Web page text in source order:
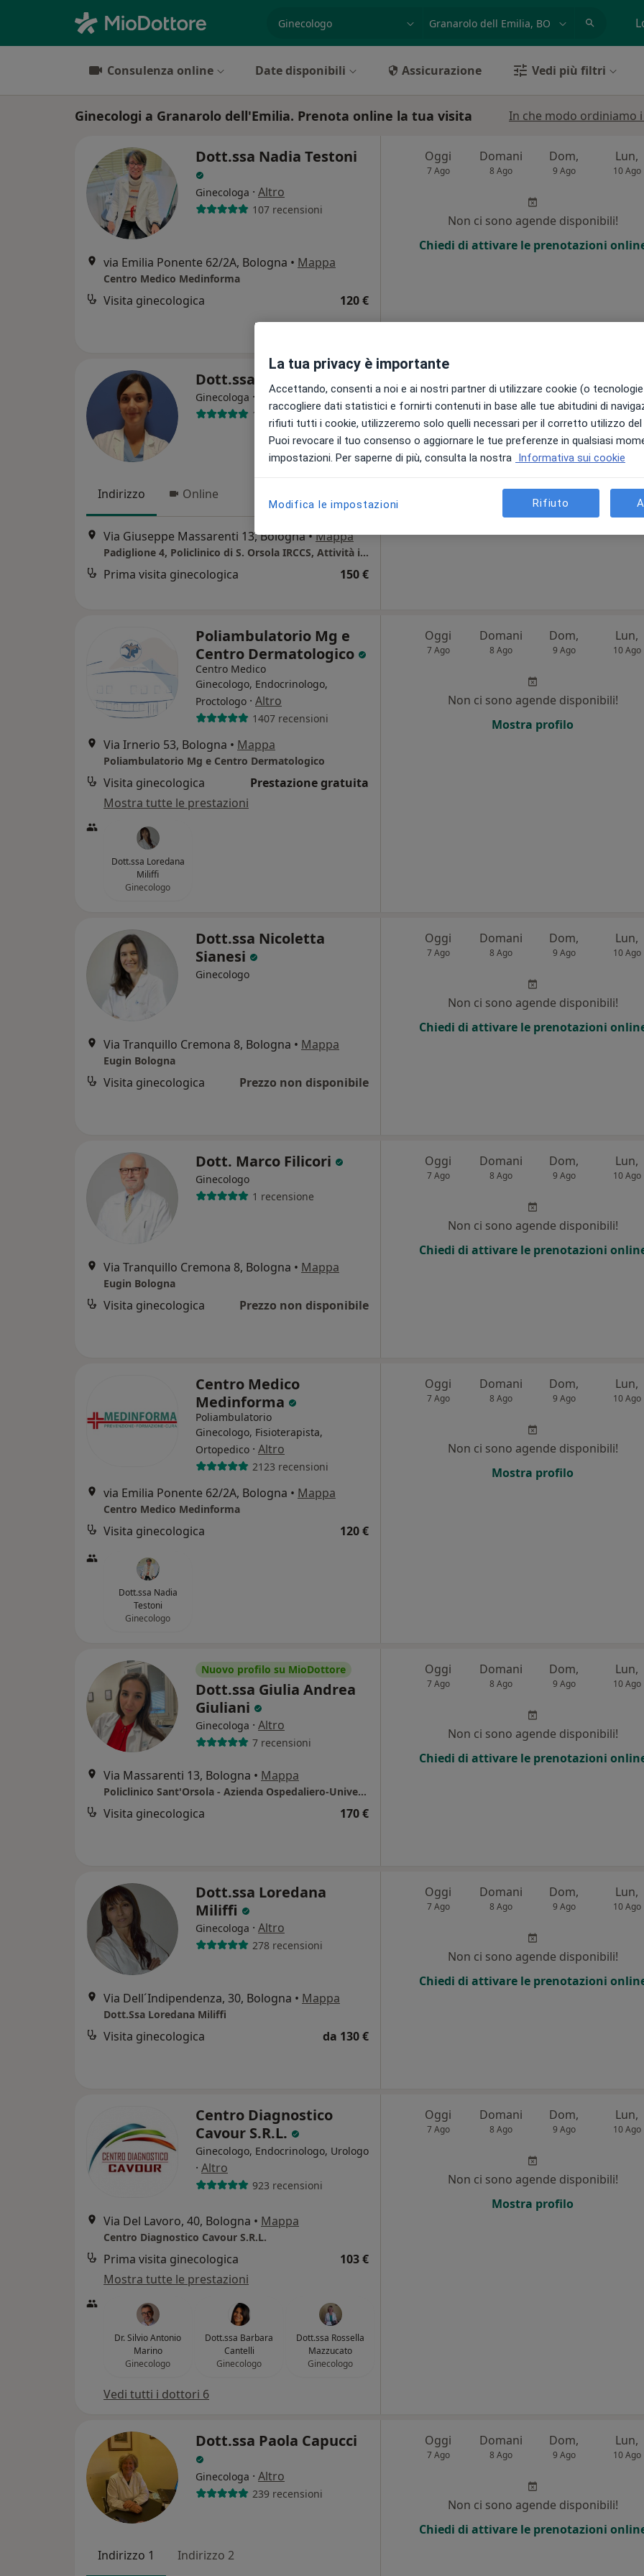
Consulenza online Date disponibili Assicurazione Vedi più filtri
Ginecologi a Granarolo dell'Emilia. Prenota online la tua visita In che modo ordiniamo
Dott.ssa Nadia Testoni
Ginecologa · Altro
107 recensioni
via Emilia Ponente 62/2A, Bologna • Mappa
Centro Medico Medinforma
Visita ginecologica 120 €
Oggi
7 Ago
Domani
8 Ago
Dom,
9 Ago
Lun,
10 Ago
Non ci sono agende disponibili!
Chiedi di attivare le prenotazioni
Dott.ssa Giulia Dondi
Ginecologa · Altro
110 recensioni
Indirizzo Online
Via Giuseppe Massarenti 13, Bologna•Mappa
Padiglione 4, Policlinico di S. Orsola IRCCS, Attività in Libera Professione
Prima visita ginecologica 150 €
7 Ago 8 Ago 9 Ago 10 Ago
Non ci sono agende disponibili!
Chiedi di attivare le prenotazioni online
Poliambulatorio Mg e
Centro Dermatologico
Centro Medico
Ginecologo, Endocrinologo,
Proctologo · Altro
1407 recensioni
Via Irnerio 53, Bologna • Mappa
Poliambulatorio Mg e Centro Dermatologico
Visita ginecologica
Prestazione gratuita
Mostra tutte le prestazioni
Dott.ssa Loredana
Miliffi
Ginecologo
Oggi
7 Ago
Domani
8 Ago
Dom,
9 Ago
Lun,
10 Ago
Non ci sono agende disponibili!
Mostra profilo
Dott.ssa Nicoletta
Sianesi
Ginecologo
Via Tranquillo Cremona 8, Bologna • Mappa
Eugin Bologna
Visita ginecologica Prezzo non disponibile
Oggi
7 Ago
Domani
8 Ago
Dom,
9 Ago
Lun,
10 Ago
Non ci sono agende disponibili!
Chiedi di attivare le prenotazioni
Dott. Marco Filicori
Ginecologo
1 recensione
Via Tranquillo Cremona 8, Bologna • Mappa
Eugin Bologna
Visita ginecologica Prezzo non disponibile
Oggi
7 Ago
Domani
8 Ago
Dom,
9 Ago
Lun,
10 Ago
Non ci sono agende disponibili!
Chiedi di attivare le prenotazioni
Centro Medico
Medinforma
Poliambulatorio
Ginecologo, Fisioterapista,
Ortopedico · Altro
2123 recensioni
via Emilia Ponente 62/2A, Bologna • Mappa
Centro Medico Medinforma
Visita ginecologica 120 €
Dott.ssa Nadia
Testoni
Ginecologo
Oggi
7 Ago
Domani
8 Ago
Dom,
9 Ago
Lun,
10 Ago
Non ci sono agende disponibili!
Mostra profilo
Nuovo profilo su MioDottore
Dott.ssa Giulia Andrea
Giuliani
Ginecologa · Altro
7 recensioni
Via Massarenti 13, Bologna • Mappa
Policlinico Sant'Orsola - Azienda Ospedaliero-Universitaria di Bologna IRCCS
Visita ginecologica 170 €
Oggi
7 Ago
Domani
8 Ago
Dom,
9 Ago
Lun,
10 Ago
Non ci sono agende disponibili!
Chiedi di attivare le prenotazioni
Dott.ssa Loredana
Miliffi
Ginecologa · Altro
278 recensioni
Via Dell´Indipendenza, 30, Bologna • Mappa
Dott.Ssa Loredana Miliffi
Visita ginecologica da 130 €
Oggi
7 Ago
Domani
8 Ago
Dom,
9 Ago
Lun,
10 Ago
Non ci sono agende disponibili!
Chiedi di attivare le prenotazioni
Centro Diagnostico
Cavour S.R.L.
Ginecologo, Endocrinologo, Urologo
· Altro
923 recensioni
Via Del Lavoro, 40, Bologna • Mappa
Centro Diagnostico Cavour S.R.L.
Prima visita ginecologica
103 €
Mostra tutte le prestazioni
Dr. Silvio Antonio
Marino
Ginecologo
Dott.ssa Barbara
Cantelli
Ginecologo
Dott.ssa Rossella
Mazzucato
Ginecologo
Vedi tutti i dottori 6
Oggi
7 Ago
Domani
8 Ago
Dom,
9 Ago
Lun,
10 Ago
Non ci sono agende disponibili!
Mostra profilo
Dott.ssa Paola Capucci
Ginecologa · Altro
239 recensioni
Indirizzo 1 Indirizzo 2
Oggi
7 Ago
Domani
8 Ago
Dom,
9 Ago
Lun,
10 Ago
Non ci sono agende disponibili!
Chiedi di attivare le prenotazioni
La tua privacy è importante
Accettando, consenti a noi e ai nostri partner di utilizzare cookie (o
raccogliere dati statistici e fornirti contenuti in base alle tue abitudini di
rifiuti tutti i cookie, utilizzeremo solo quelli necessari per il corretto utilizzo
Puoi revocare il tuo consenso o aggiornare le tue preferenze in qualsiasi
impostazioni. Per saperne di più, consulta la nostra Informativa sui cookie
Modifica le impostazioni Rifiuto